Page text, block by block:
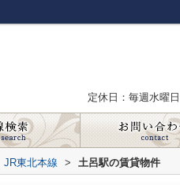
定休日：毎週水曜
JR東北本線 > 土呂駅の賃貸物件